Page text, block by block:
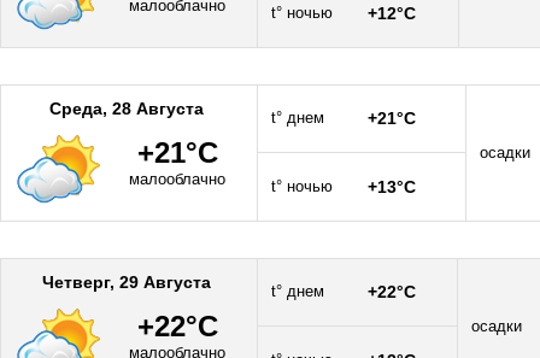
малооблачно
t° ночью
+12°C
Среда, 28 Августа
+21°C
малооблачно
t° днем +21°C
осадки
t° ночью
+13°C
Четверг, 29 Августа
+22°C
малооблачно
t° днем +22°C
осадки